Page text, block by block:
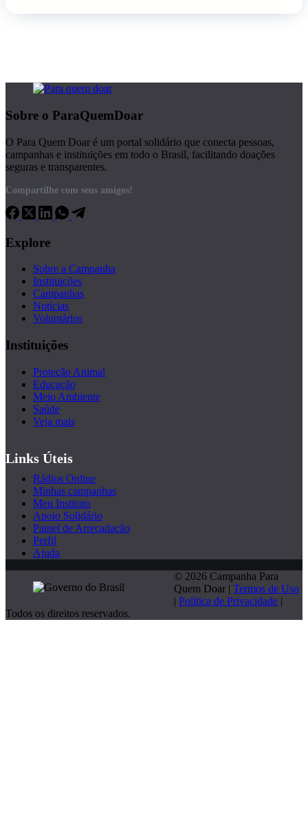
Sobre o ParaQuemDoar
O Para Quem Doar é um portal solidário que conecta pessoas,
campanhas e instituições em todo o Brasil, facilitando doações
seguras e transparentes.
Compartilhe com seus amigos!
Explore
Sobre a Campanha
Instituições
Campanhas
Notícias
Voluntários
Instituições
Proteção Animal
Educação
Meio Ambiente
Saúde
Veja mais
Links Úteis
Rádios Online
Minhas campanhas
Meu Instituto
Apoio Solidário
Painel de Arrecadação
Perfil
Ajuda
© 2026 Campanha Para
Quem Doar | Termos de Uso
| Política de Privacidade |
Todos os direitos reservados.